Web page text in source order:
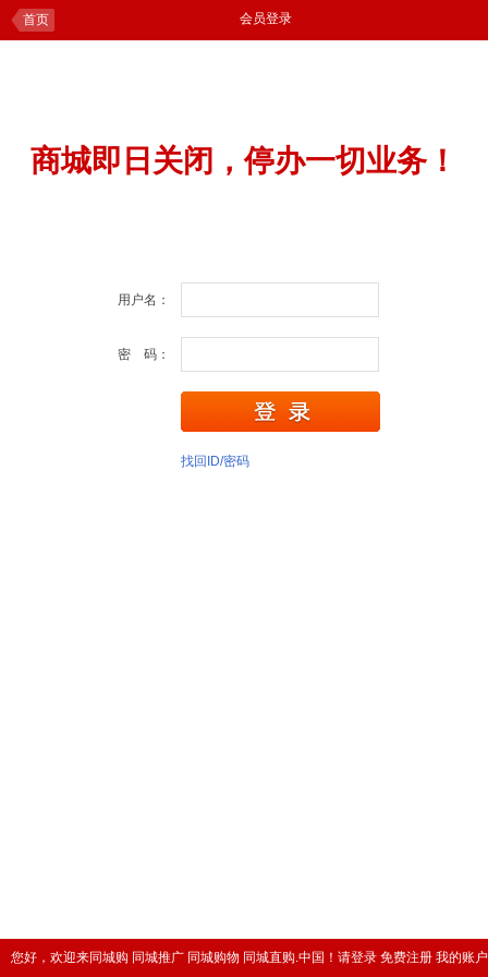
您好，欢迎来同城购 同城推广 同城购物 同城直购.中国！ 请登录 免费注册 我的账户
首页 会员登录
商城即日关闭，停办一切业务！
用户名：
密 码：
找回ID/密码